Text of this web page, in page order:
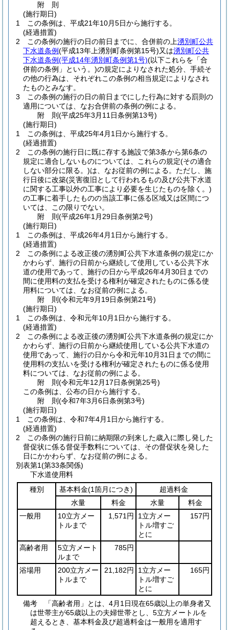
附 則
(施行期日)
1
この条例は、平成21年10月5日から施行する。
(経過措置)
2
この条例の施行の日の前日までに、合併前の上湧別町公共
下水道条例(平成13年上湧別町条例第15号)又は湧別町公共
下水道条例(平成14年湧別町条例第1号)(以下これらを「合
併前の条例」という。)の規定によりなされた処分、手続そ
の他の行為は、それぞれこの条例の相当規定によりなされ
たものとみなす。
3
この条例の施行の日の前日までにした行為に対する罰則の
適用については、なお合併前の条例の例による。
附 則(平成25年3月11日条例第13号)
(施行期日)
1
この条例は、平成25年4月1日から施行する。
(経過措置)
2
この条例の施行日に既に存する施設で第3条から第6条の
規定に適合しないものについては、これらの規定(その適合
しない部分に限る。)は、なお従前の例による。 ただし、施
行日後に改築(災害復旧として行われるもの及び公共下水道
に関する工事以外の工事により必要を生じたものを除く。)
の工事に着手したものの当該工事に係る区域又は区間につ
いては、この限りでない。
附 則(平成26年1月29日条例第2号)
(施行期日)
1
この条例は、平成26年4月1日から施行する。
(経過措置)
2
この条例による改正後の湧別町公共下水道条例の規定にか
かわらず、施行の日前から継続して使用している公共下水
道の使用であって、施行の日から平成26年4月30日までの
間に使用料の支払を受ける権利が確定されたものに係る使
用料については、なお従前の例による。
附 則(令和元年9月19日条例第21号)
(施行期日)
1
この条例は、令和元年10月1日から施行する。
(経過措置)
2
この条例による改正後の湧別町公共下水道条例の規定にか
かわらず、施行の日前から継続使用している公共下水道の
使用であって、施行の日から令和元年10月31日までの間に
使用料の支払いを受ける権利が確定されたものに係る使用
料については、なお従前の例による。
附 則(令和元年12月17日条例第25号)
この条例は、公布の日から施行する。
附 則(令和7年3月6日条例第3号)
(施行期日)
1
この条例は、令和7年4月1日から施行する。
(経過措置)
2
この条例の施行日前に納期限の到来した歳入に際し発した
督促状に係る督促手数料については、その督促状を発した
日にかかわらず、なお従前の例による。
別表第1(第33条関係)
下水道使用料
種別
基本料金(1箇月につき)
超過料金
水量
料金 水量
料金
一般用
10立方メー
トルまで
1,571円
1立方メー
トル増すご
とに
157円
高齢者用
5立方メート
ルまで
785円
浴場用
200立方メー
トルまで
21,182円
1立方メー
トル増すご
とに
165円
備考 「高齢者用」とは、4月1日現在65歳以上の単身者又
は世帯主が65歳以上の夫婦世帯とし、5立方メートルを
超えるとき、基本料金及び超過料金は一般用を適用す